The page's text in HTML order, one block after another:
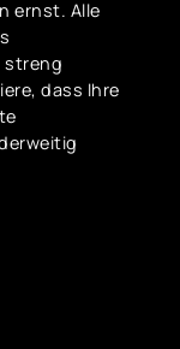
ernst. Alle
streng
dass Ihre